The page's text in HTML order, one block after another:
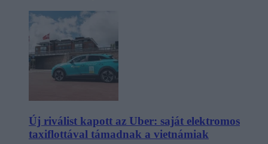
Új riválist kapott az Uber: saját elektromos
taxiflottával támadnak a vietnámiak